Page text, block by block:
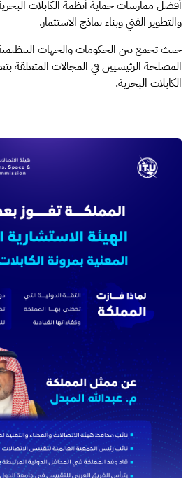
أفضل ممارسات حماية أنظمة الكابلات
والتطوير الفني وبناء نماذج الاستثمار.
حيث تجمع بين الحكومات والجهات
المصلحة الرئيسيين في المجالات المتعلقة
الكابلات البحرية.